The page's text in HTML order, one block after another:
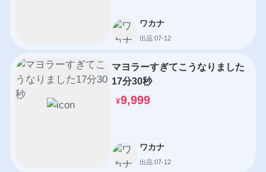
ワカナ
出品:07-12
マヨラーすぎてこうなりました
17分30秒
¥9,999
ワカナ
出品:07-12